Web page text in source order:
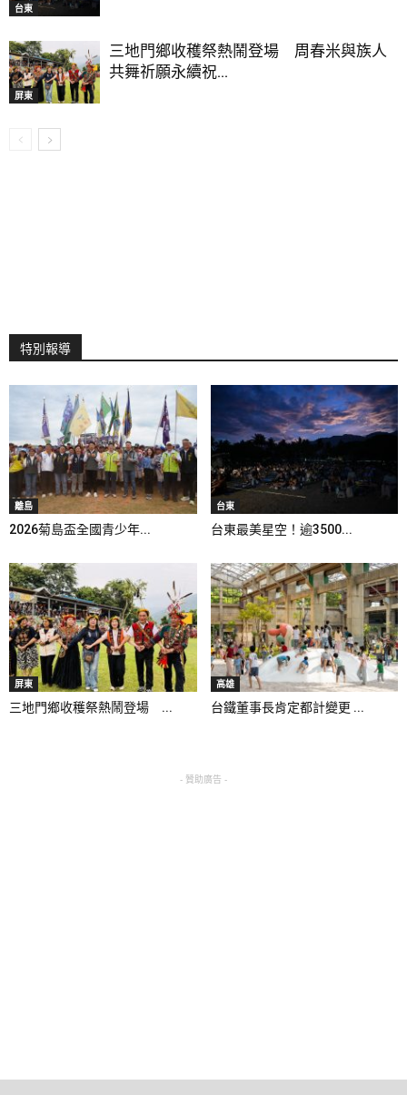
台東
屏東
三地門鄉收穫祭熱鬧登場 周春米與族人
共舞祈願永續祝...
特別報導
離島
2026菊島盃全國青少年...
台東
台東最美星空！逾3500...
屏東
三地門鄉收穫祭熱鬧登場 ...
高雄
台鐵董事長肯定都計變更 ...
- 贊助廣告 -